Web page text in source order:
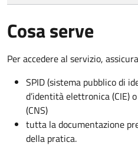
Cosa serve
Per accedere al servizio,
SPID (sistema pubblico di
d’identità elettronica (CIE)
(CNS)
tutta la documentazione
della pratica.